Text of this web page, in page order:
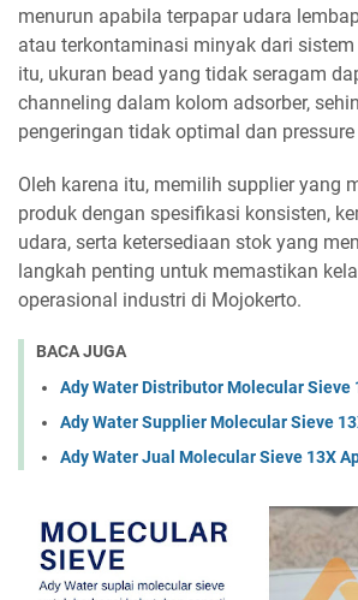
menurun apabila terpapar udara
atau terkontaminasi minyak dari sistem
itu, ukuran bead yang tidak seragam
channeling dalam kolom adsorber,
pengeringan tidak optimal dan
Oleh karena itu, memilih supplier yang
produk dengan spesifikasi konsisten,
udara, serta ketersediaan stok yang
langkah penting untuk memastikan
operasional industri di Mojokerto.
BACA JUGA
Ady Water Distributor Molecular Sieve
Ady Water Supplier Molecular Sieve
Ady Water Jual Molecular Sieve 13X